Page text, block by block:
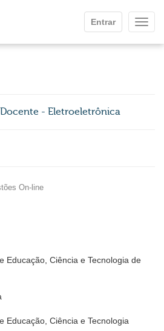
Entrar
- Eletroeletrônica
On-line
Educação, Ciência e Tecnologia de
Educação, Ciência e Tecnologia